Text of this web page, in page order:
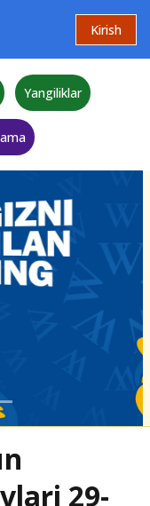
Kirish
Yangiliklar
29-